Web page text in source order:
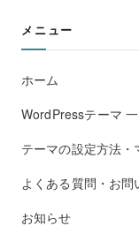
メニュー
ホーム
WordPressテーマ
テーマの設定方法・
よくある質問・お問
お知らせ